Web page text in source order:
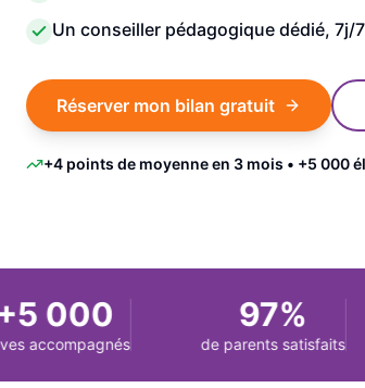
Un conseiller pédagogique dédié, 7j/7
Réserver mon bilan gratuit
+4 points de moyenne en 3 mois • +5 000
000 97%
de parents satisfaits